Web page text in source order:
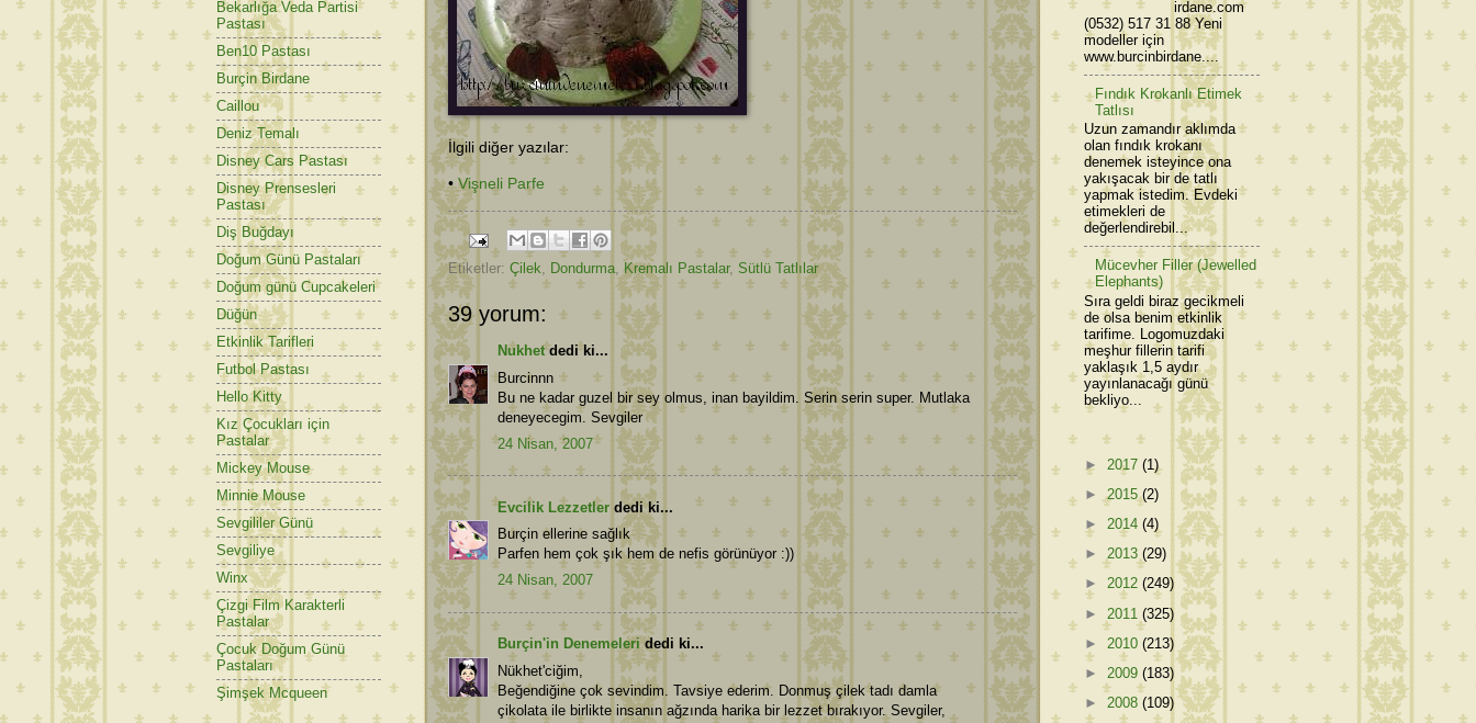
İlgili diğer yazılar:
•Vişneli Parfe
Etiketler: Çilek, Dondurma,Kremalı Pastalar, Sütlü Tatlılar
39 yorum:
Nukhetdedi ki...
Burcinnn
Bu ne kadar guzel bir sey olmus, inan bayildim. Serin serin super. Mutlaka
deneyecegim. Sevgiler
24 Nisan, 2007
Evcilik Lezzetler dedi ki...
Burçin ellerine sağlık
Parfen hem çok şık hem de nefis görünüyor :))
24 Nisan, 2007
Burçin'in Denemeleridedi ki...
Nükhet'ciğim,
Beğendiğine çok sevindim. Tavsiye ederim. Donmuş çilek tadı damla
çikolata ile birlikte insanın ağzında harika bir lezzet bırakıyor. Sevgiler,
Bekarlığa Veda Partisi
Pastası
Ben10 Pastası
Burçin Birdane
Caillou
Deniz Temalı
Disney Cars Pastası
Disney Prensesleri
Pastası
Diş Buğdayı
Doğum Günü Pastaları
Doğum günü Cupcakeleri
Düğün
Etkinlik Tarifleri
Futbol Pastası
Hello Kitty
Kız Çocukları için
Pastalar
Mickey Mouse
Minnie Mouse
Sevgililer Günü
Sevgiliye
Winx
Çizgi Film Karakterli
Pastalar
Çocuk Doğum Günü
Pastaları
Şimşek Mcqueen
irdane.com
(0532) 517 31 88 Yeni
modeller için
www.burcinbirdane....
Fındık Krokanlı Etimek
Tatlısı
Uzun zamandır aklımda
olan fındık krokanı
denemek isteyince ona
yakışacak bir de tatlı
yapmak istedim. Evdeki
etimekleri de
değerlendirebil...
Mücevher Filler (Jewelled
Elephants)
Sıra geldi biraz gecikmeli
de olsa benim etkinlik
tarifime. Logomuzdaki
meşhur fillerin tarifi
yaklaşık 1,5 aydır
yayınlanacağı günü
bekliyo...
► 2017 (1)
►2015(2)
► 2014 (4)
► 2013 (29)
► 2012 (249)
► 2011 (325)
► 2010 (213)
► 2009 (183)
► 2008 (109)